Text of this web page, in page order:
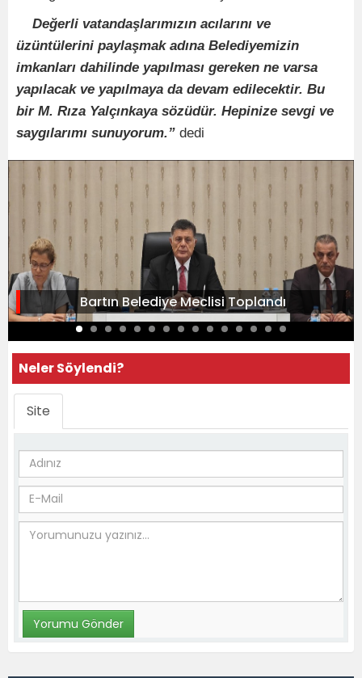
Değerli vatandaşlarımızın acılarını ve
üzüntülerini paylaşmak adına Belediyemizin
imkanları dahilinde yapılması gereken ne varsa
yapılacak ve yapılmaya da devam edilecektir. Bu
bir M. Rıza Yalçınkaya sözüdür. Hepinize sevgi ve
saygılarımı sunuyorum.” dedi
Bartın Belediye Meclisi Toplandı
Neler Söylendi?
Site